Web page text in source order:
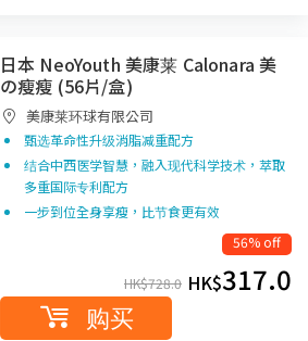
日本 NeoYouth 美康莱 Calonara 美
の瘦瘦 (56片/盒)
美康莱环球有限公司
甄选革命性升级消脂减重配方
结合中西医学智慧，融入现代科学技术，萃取
多重国际专利配方
一步到位全身享瘦，比节食更有效
56% off
HK$728.0 HK$317.0
购买